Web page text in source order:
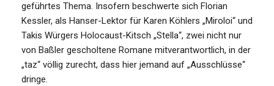
geführtes Thema. Insofern beschwerte sich Florian
Kessler, als Hanser-Lektor für Karen Köhlers „Miroloi“ und
Takis Würgers Holocaust-Kitsch „Stella“, zwei nicht nur
von Baßler gescholtene Romane mitverantwortlich, in der
„taz“ völlig zurecht, dass hier jemand auf „Ausschlüsse“
dringe.